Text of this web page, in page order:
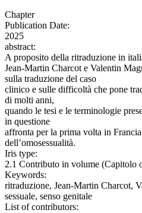
Chapter
Publication Date:
2025
abstract:
A proposito della ritraduzione in
Jean-Martin Charcot e Valentin
sulla traduzione del caso
clinico e sulle difficoltà che pone
di molti anni,
quando le tesi e le terminologie
in questione
affronta per la prima volta in
dell’omosessualità.
Iris type:
2.1 Contributo in volume (Capitolo
Keywords:
ritraduzione, Jean-Martin Charcot,
sessuale, senso genitale
List of contributors: